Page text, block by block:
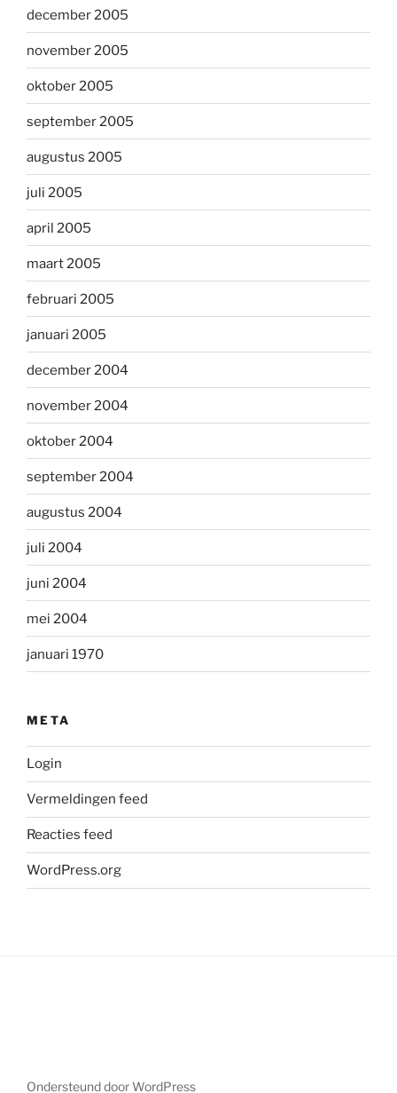
december 2005
november 2005
oktober 2005
september 2005
augustus 2005
juli 2005
april 2005
maart 2005
februari 2005
januari 2005
december 2004
november 2004
oktober 2004
september 2004
augustus 2004
juli 2004
juni 2004
mei 2004
januari 1970
META
Login
Vermeldingen feed
Reacties feed
WordPress.org
Ondersteund door WordPress